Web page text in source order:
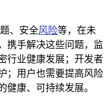
、安全风险等，在未
携手解决这些问题，监
行业健康发展；开发者
；用户也需要提高风险
健康、可持续发展。